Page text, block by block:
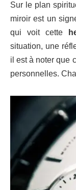
Sur le plan
miroir est un
qui voit cette
situation, une
il est à noter que
personnelles.